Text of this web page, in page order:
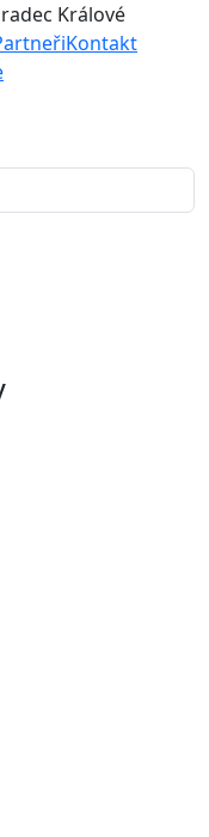
Králové
Kontakt